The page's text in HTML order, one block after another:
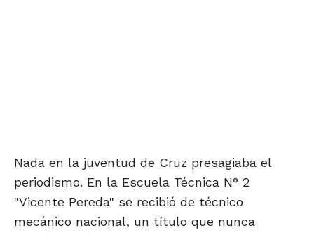
Nada en la juventud de Cruz presagiaba el
periodismo. En la Escuela Técnica N° 2
"Vicente Pereda" se recibió de técnico
mecánico nacional, un título que nunca